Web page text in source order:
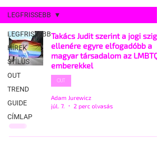
LEGFRISSEBB
HÍREK
STÍLUS
OUT
TREND
GUIDE
CÍMLAP
LEGFRISSEBB
Takács Judit szerint a jogi
ellenére egyre elfogadóbb a
magyar társadalom az
emberekkel
OUT
Adam Jurewicz
júl. 7.
2 perc olvasás